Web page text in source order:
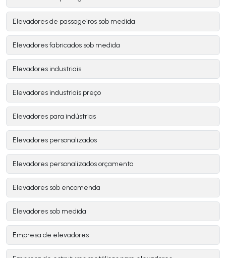
Elevadores de passageiros sob medida
Elevadores fabricados sob medida
Elevadores industriais
Elevadores industriais preço
Elevadores para indústrias
Elevadores personalizados
Elevadores personalizados orçamento
Elevadores sob encomenda
Elevadores sob medida
Empresa de elevadores